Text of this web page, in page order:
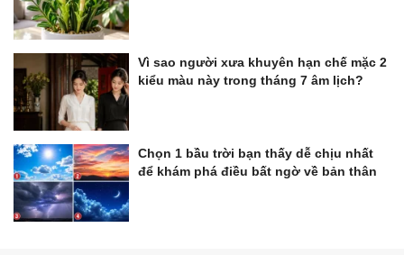
Vì sao người xưa khuyên hạn chế mặc 2
kiểu màu này trong tháng 7 âm lịch?
Chọn 1 bầu trời bạn thấy dễ chịu nhất
để khám phá điều bất ngờ về bản thân